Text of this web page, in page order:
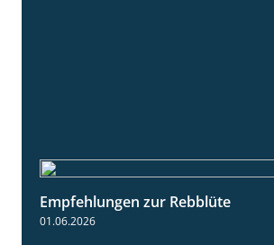
Empfehlungen zur Rebblüte
01.06.2026